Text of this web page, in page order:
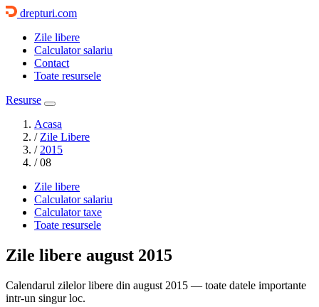
drepturi.com
Zile libere
Calculator salariu
Contact
Toate resursele
Resurse
Acasa
/ Zile Libere
/ 2015
/ 08
Zile libere
Calculator salariu
Calculator taxe
Toate resursele
Zile libere august 2015
Calendarul zilelor libere din august 2015 — toate datele importante
intr-un singur loc.